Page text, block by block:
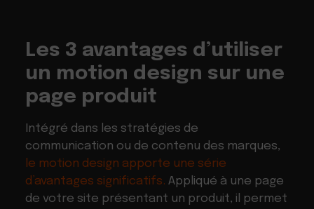
Les 3 avantages d’utiliser
un motion design sur une
page produit
Intégré dans les stratégies de
communication ou de contenu des marques,
le motion design apporte une série
d’avantages significatifs. Appliqué à une page
de votre site présentant un produit, il permet